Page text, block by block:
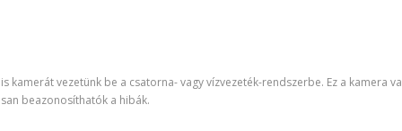
kamerát vezetünk be a csatorna- vagy vízvezeték-rendszerbe. Ez a kamera
beazonosíthatók a hibák.